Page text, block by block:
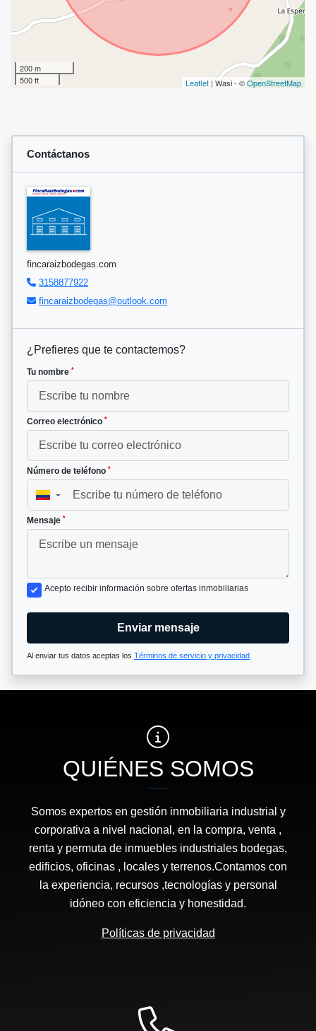
200 m
500 ft
Leaflet | Wasi - ©OpenStreetMap
Contáctanos
fincaraizbodegas.com
3158877922
fincaraizbodegas@outlook.com
¿Prefieres que te contactemos?
Tu nombre *
Correo electrónico *
Número de teléfono *
▼
Mensaje *
Acepto recibir información sobre ofertas inmobiliarias
Enviar mensaje
Al enviar tus datos aceptas los Términos de servicio y privacidad
QUIÉNES SOMOS
Somos expertos en gestión inmobiliaria industrial y
corporativa a nivel nacional, en la compra, venta ,
renta y permuta de inmuebles industriales bodegas,
edificios, oficinas , locales y terrenos.Contamos con
la experiencia, recursos ,tecnologías y personal
idóneo con eficiencia y honestidad.
Políticas de privacidad